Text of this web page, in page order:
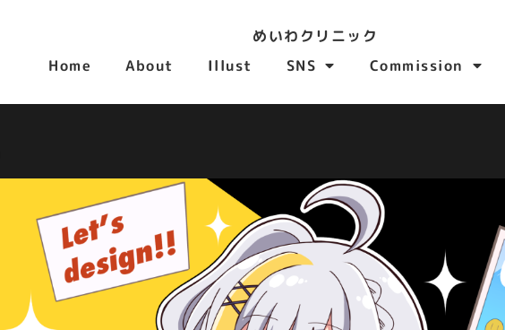
めいわクリニック
Home
About Illust SNS Commission